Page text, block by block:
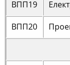
ВПП19
ВПП20